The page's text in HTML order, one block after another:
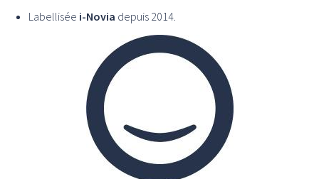
Labellisée i-Novia depuis 2014.